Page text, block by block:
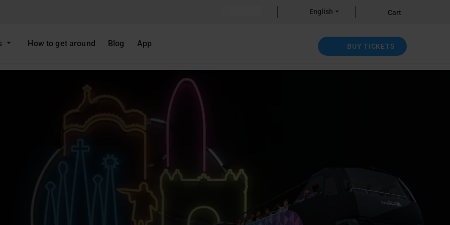
Cart
English
How to get around Blog App BUY TICKETS